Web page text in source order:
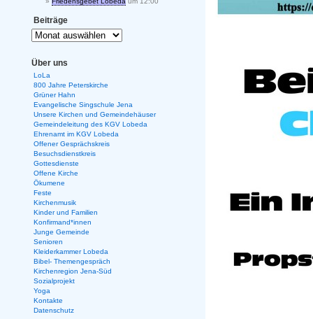
Beiträge
Über uns
LoLa
800 Jahre Peterskirche
Grüner Hahn
Evangelische Singschule Jena
Unsere Kirchen und Gemeindehäuser
Gemeindeleitung des KGV Lobeda
Ehrenamt im KGV Lobeda
Offener Gesprächskreis
Besuchsdienstkreis
Gottesdienste
Offene Kirche
Ökumene
Feste
Kirchenmusik
Kinder und Familien
Konfirmand*innen
Junge Gemeinde
Senioren
Kleiderkammer Lobeda
Bibel- Themengespräch
Kirchenregion Jena-Süd
Sozialprojekt
Yoga
Kontakte
Datenschutz